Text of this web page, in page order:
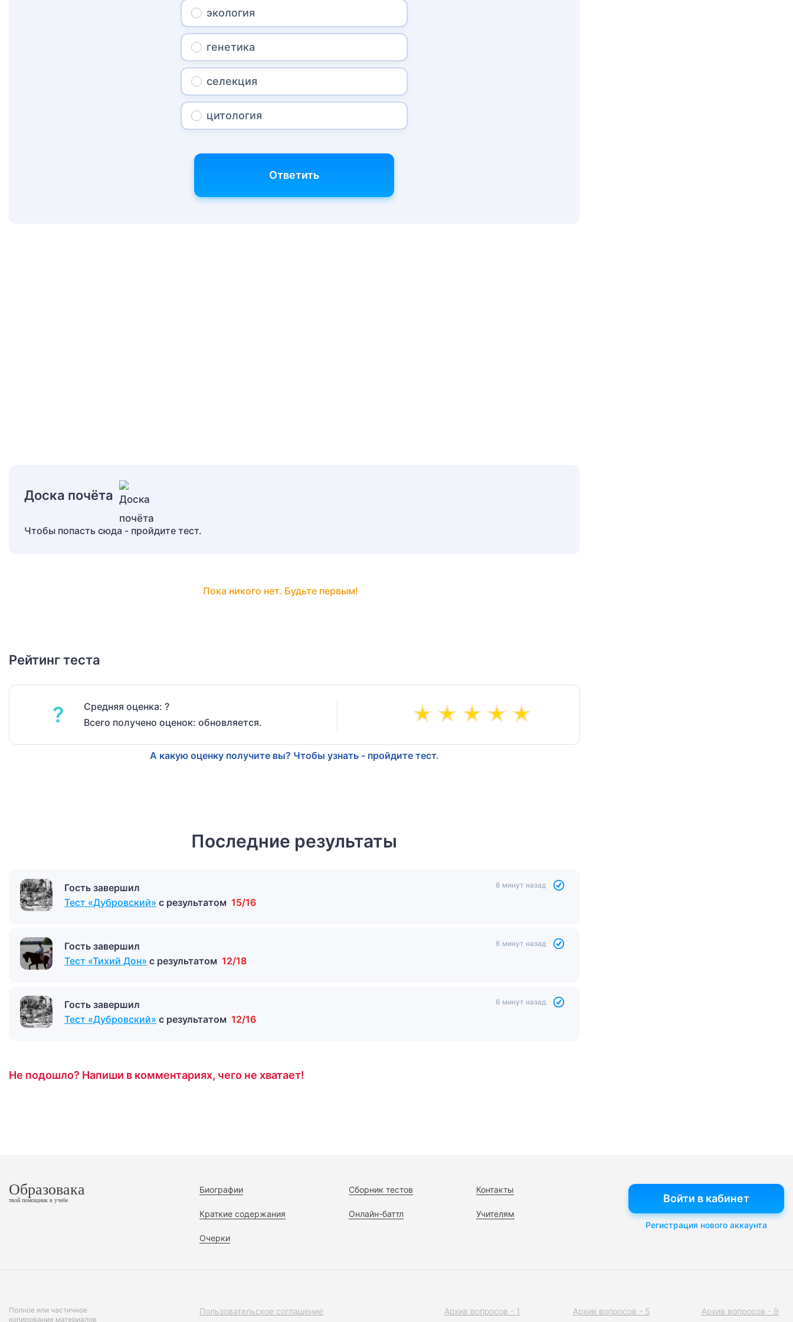
экология
генетика
селекция
цитология
Ответить
Доска почёта
Чтобы попасть сюда - пройдите тест.
Пока никого нет. Будьте первым!
Рейтинг теста
?
Средняя оценка: ?
Всего получено оценок: обновляется.
А какую оценку получите вы? Чтобы узнать - пройдите тест.
Последние результаты
Гость завершил
Тест «Дубровский» с результатом 15/16
6 минут назад
Гость завершил
Тест «Тихий Дон» с результатом 12/18
6 минут назад
Гость завершил
Тест «Дубровский» с результатом 12/16
6 минут назад
Не подошло? Напиши в комментариях, чего не хватает!
Образовака
твой помощник в учебе
Биографии
Краткие содержания
Очерки
Сборник тестов
Онлайн-баттл
Контакты
Учителям
Войти в кабинет
Регистрация нового аккаунта
Полное или частичное
копирование материалов
Пользовательское соглашение Архив вопросов - 1 Архив вопросов - 5 Архив вопросов - 9